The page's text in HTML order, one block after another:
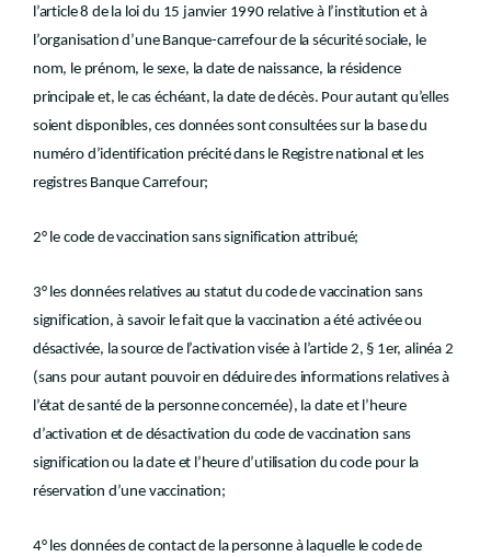
l’article 8 de la loi du 15 janvier 1990 relative à l’institution et à
l’organisation d’une Banque-carrefour de la sécurité sociale, le
nom, le prénom, le sexe, la date de naissance, la résidence
principale et, le cas échéant, la date de décès. Pour autant qu’elles
soient disponibles, ces données sont consultées sur la base du
numéro d’identification précité dans le Registre national et les
registres Banque Carrefour;
2° le code de vaccination sans signification attribué;
3° les données relatives au statut du code de vaccination sans
signification, à savoir le fait que la vaccination a été activée ou
désactivée, la source de l’activation visée à l’article 2, § 1er, alinéa 2
(sans pour autant pouvoir en déduire des informations relatives à
l’état de santé de la personne concernée), la date et l’heure
d’activation et de désactivation du code de vaccination sans
signification ou la date et l’heure d’utilisation du code pour la
réservation d’une vaccination;
4° les données de contact de la personne à laquelle le code de